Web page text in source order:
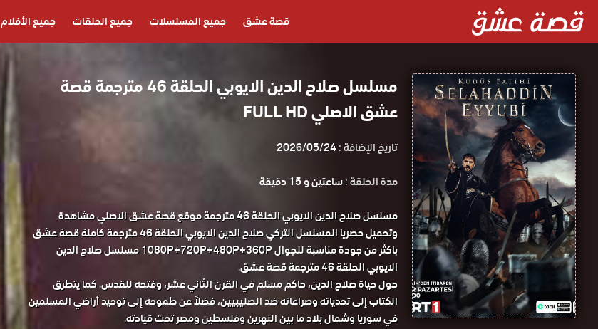
قصة عشق جميع المسلسلات جميع الحلقات جميع الأفلام
مسلسل صلاح الدين الايوبي الحلقة 46 مترجمة قصة
عشق الاصلي FULL HD
تاريخ الإضافة :2026/05/24
مدة الحلقة :ساعتين و 15 دقيقة
مسلسل صلاح الدين الايوبي الحلقة 46 مترجمة موقع قصة عشق الاصلي مشاهدة
وتحميل حصريا المسلسل التركي صلاح الدين الايوبي الحلقة 46 مترجمة كاملة قصة عشق
باكثر من جودة مناسبة للجوال 1080P+720P+480P+360P مسلسل صلاح الدين
الايوبي الحلقة 46 مترجمة قصة عشق.
حول حياة صلاح الدين، حاكم مسلم في القرن الثاني عشر، وفتحه للقدس. كما يتطرق
الكتاب إلى تحدياته وصراعاته ضد الصليبيين، فضلاً عن طموحه إلى توحيد أراضي المسلمين
في سوريا وشمال بلاد ما بين النهرين وفلسطين ومصر تحت قيادته.